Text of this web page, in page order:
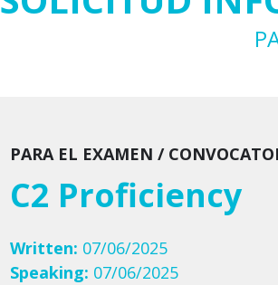
PARA EL EXAMEN /
C2 Proficiency
Written: 07/06/2025
Speaking: 07/06/2025